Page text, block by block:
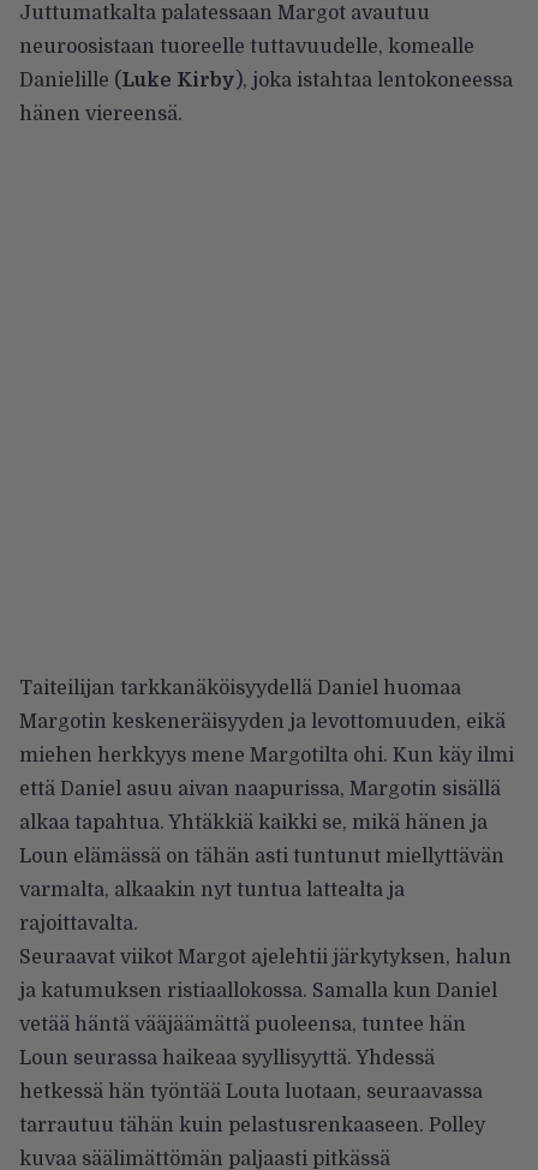
Juttumatkalta palatessaan Margot avautuu
neuroosistaan tuoreelle tuttavuudelle, komealle
Danielille (Luke Kirby), joka istahtaa lentokoneessa
hänen viereensä.
Taiteilijan tarkkanäköisyydellä Daniel huomaa
Margotin keskeneräisyyden ja levottomuuden, eikä
miehen herkkyys mene Margotilta ohi. Kun käy ilmi
että Daniel asuu aivan naapurissa, Margotin sisällä
alkaa tapahtua. Yhtäkkiä kaikki se, mikä hänen ja
Loun elämässä on tähän asti tuntunut miellyttävän
varmalta, alkaakin nyt tuntua lattealta ja
rajoittavalta.
Seuraavat viikot Margot ajelehtii järkytyksen, halun
ja katumuksen ristiaallokossa. Samalla kun Daniel
vetää häntä vääjäämättä puoleensa, tuntee hän
Loun seurassa haikeaa syyllisyyttä. Yhdessä
hetkessä hän työntää Louta luotaan, seuraavassa
tarrautuu tähän kuin pelastusrenkaaseen. Polley
kuvaa säälimättömän paljaasti pitkässä